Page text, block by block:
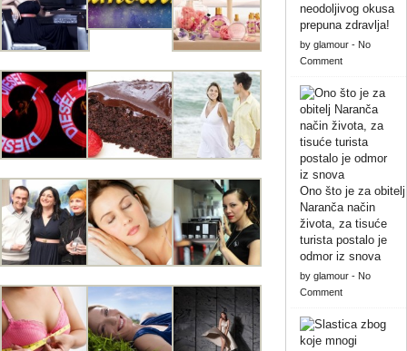
neodoljivog okusa
prepuna zdravlja!
by glamour- No
Comment
Ono što je za obitelj
Naranča način
života, za tisuće
turista postalo je
odmor iz snova
by glamour- No
Comment